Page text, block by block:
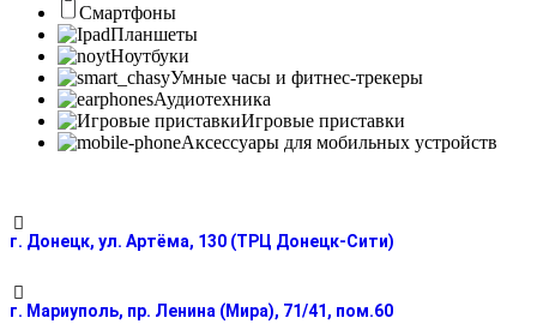
Смартфоны
Планшеты
Ноутбуки
Умные часы и фитнес-трекеры
Аудиотехника
Игровые приставки
Аксессуары для мобильных устройств
г. Донецк, ул. Артёма, 130 (ТРЦ Донецк-Сити)
г. Мариуполь, пр. Ленина (Мира), 71/41, пом.60